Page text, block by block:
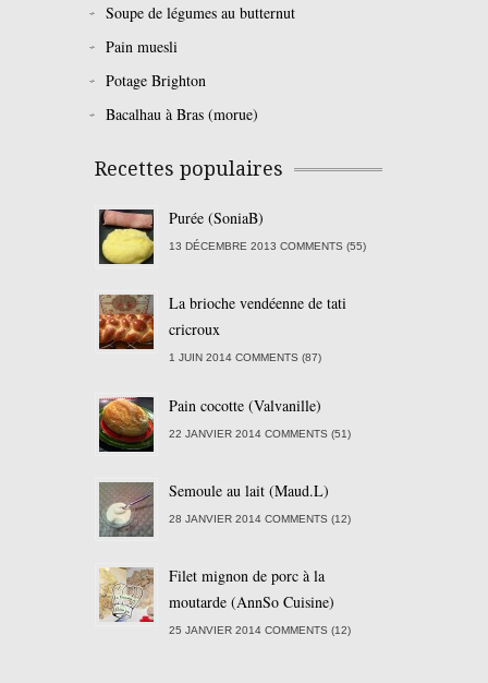
Soupe de légumes au butternut
Pain muesli
Potage Brighton
Bacalhau à Bras (morue)
Recettes populaires
Purée (SoniaB)
13 DÉCEMBRE 2013 COMMENTS (55)
La brioche vendéenne de tati
cricroux
1 JUIN 2014 COMMENTS (87)
Pain cocotte (Valvanille)
22 JANVIER 2014 COMMENTS (51)
Semoule au lait (Maud.L)
28 JANVIER 2014 COMMENTS (12)
Filet mignon de porc à la
moutarde (AnnSo Cuisine)
25 JANVIER 2014 COMMENTS (12)